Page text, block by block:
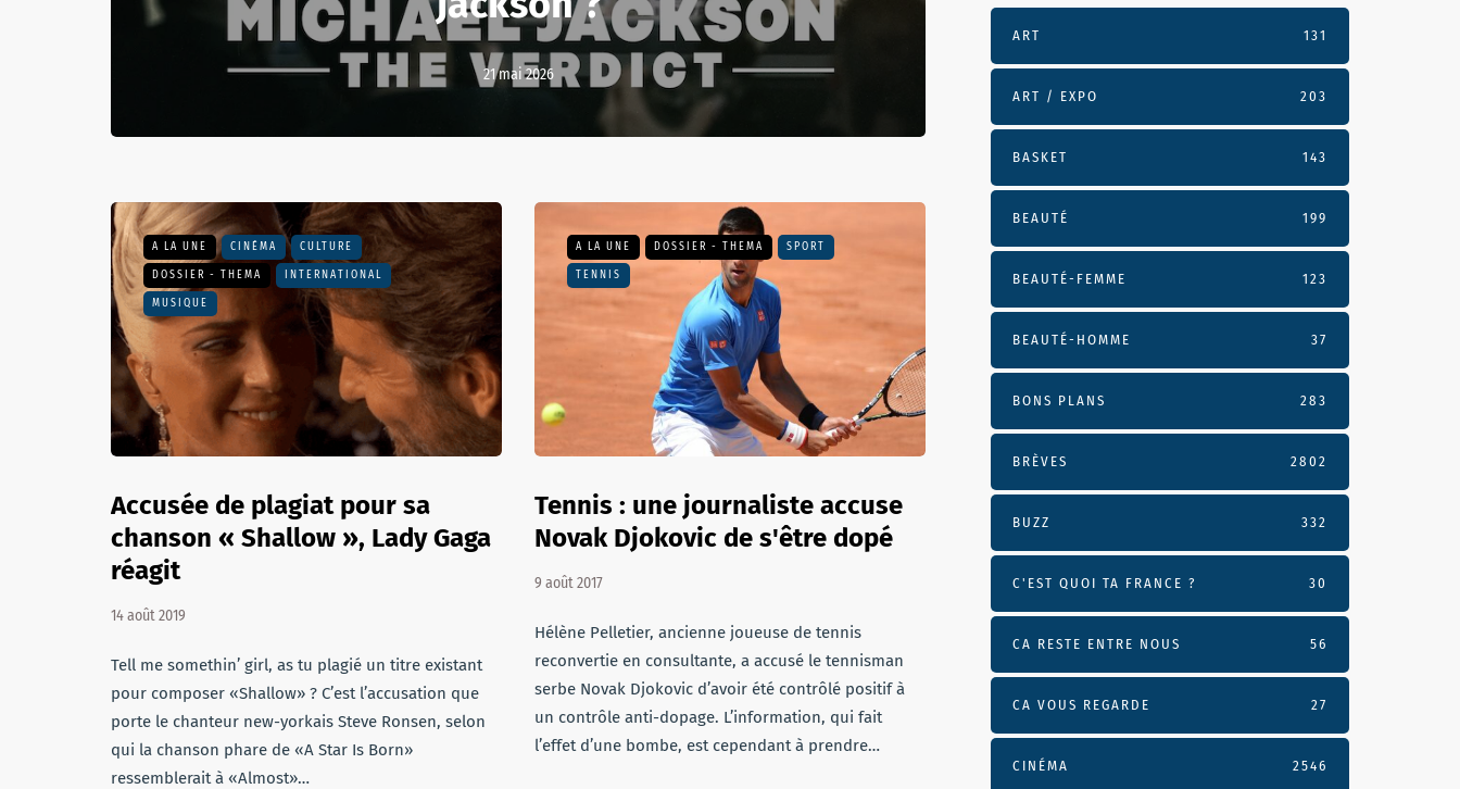
21 mai 2026
A LA UNE CINÉMA CULTURE
DOSSIER - THEMA INTERNATIONAL
MUSIQUE
Accusée de plagiat pour sa
chanson « Shallow », Lady Gaga
réagit
14 août 2019
Tell me somethin’ girl, as tu plagié un titre existant
pour composer «Shallow» ? C’est l’accusation que
porte le chanteur new-yorkais Steve Ronsen, selon
qui la chanson phare de «A Star Is Born»
ressemblerait à «Almost»…
A LA UNE DOSSIER - THEMA SPORT
TENNIS
Tennis : une journaliste accuse
Novak Djokovic de s'être dopé
9 août 2017
Hélène Pelletier, ancienne joueuse de tennis
reconvertie en consultante, a accusé le tennisman
serbe Novak Djokovic d’avoir été contrôlé positif à
un contrôle anti-dopage. L’information, qui fait
l’effet d’une bombe, est cependant à prendre…
ART 131
ART / EXPO 203
BASKET 143
BEAUTÉ 199
BEAUTÉ-FEMME 123
BEAUTÉ-HOMME 37
BONS PLANS 283
BRÈVES 2802
BUZZ 332
C'EST QUOI TA FRANCE ? 30
CA RESTE ENTRE NOUS 56
CA VOUS REGARDE 27
CINÉMA 2546